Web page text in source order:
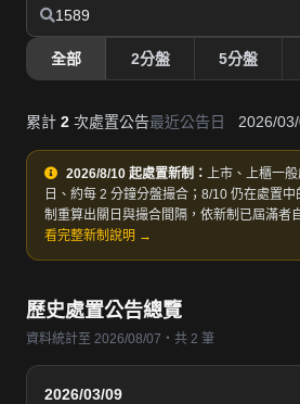
1589
全部 2分盤 5分盤
累計 2 次處置公告最近公告日 2026/
2026/8/10 起處置新制： 上市、上櫃一
日、約每 2 分鐘分盤撮合；8/10 仍在處置
制重算出關日與撮合間隔，依新制已屆滿者
看完整新制說明 →
歷史處置公告總覽
資料統計至 2026/08/07・共 2 筆
2026/03/09